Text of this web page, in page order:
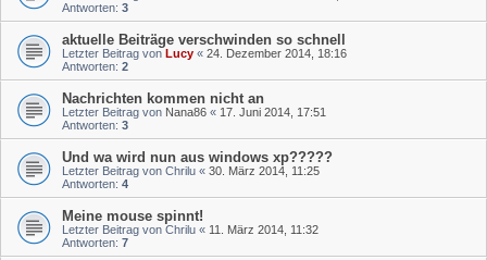
Antworten: 3
aktuelle Beiträge verschwinden so schnell
Letzter Beitrag von Lucy « 24. Dezember 2014, 18:16
Antworten: 2
Nachrichten kommen nicht an
Letzter Beitrag von Nana86 « 17. Juni 2014, 17:51
Antworten: 3
Und wa wird nun aus windows xp?????
Letzter Beitrag von Chrilu « 30. März 2014, 11:25
Antworten: 4
Meine mouse spinnt!
Letzter Beitrag von Chrilu « 11. März 2014, 11:32
Antworten: 7